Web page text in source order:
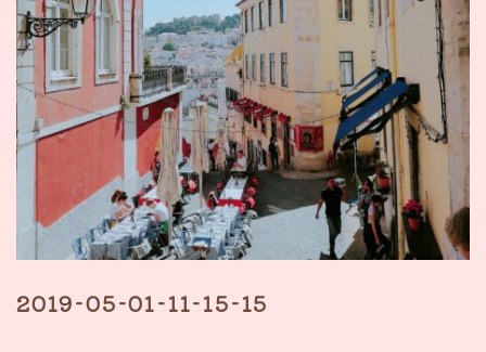
2019-05-01-11-15-15